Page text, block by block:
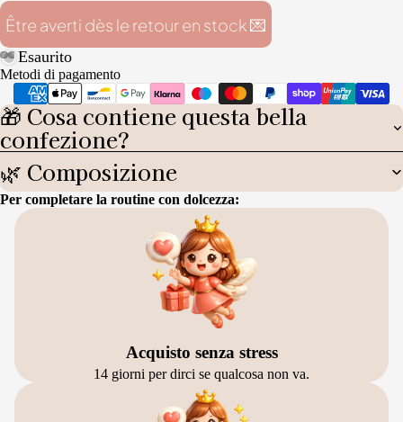
Être averti dès le retour en stock 💌
Esaurito
Metodi di pagamento
🎁 Cosa contiene questa bella
confezione?
🌿 Composizione
Per completare la routine con dolcezza:
Acquisto senza stress
14 giorni per dirci se qualcosa non va.